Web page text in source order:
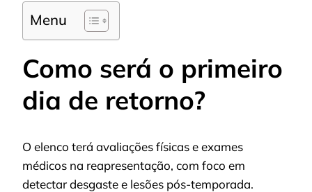
Menu
Como será o primeiro
dia de retorno?
O elenco terá avaliações físicas e exames
médicos na reapresentação, com foco em
detectar desgaste e lesões pós-temporada.